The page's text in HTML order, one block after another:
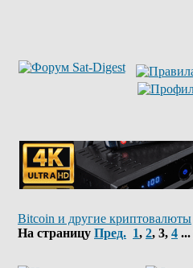
Bitcoin и другие криптовалюты
На страницу Пред. 1, 2, 3, 4 ...